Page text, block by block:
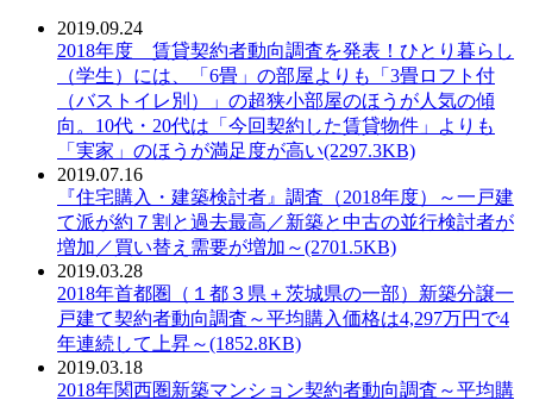
2019.09.24
PDF：
2018年度 賃貸契約者動向調査を発表！ひとり暮らし
（学生）には、「6畳」の部屋よりも「3畳ロフト付
（バストイレ別）」の超狭小部屋のほうが人気の傾
向。10代・20代は「今回契約した賃貸物件」よりも
「実家」のほうが満足度が高い(2297.3KB)
2019.07.16
PDF：
『住宅購入・建築検討者』調査（2018年度）～一戸建
て派が約７割と過去最高／新築と中古の並行検討者が
増加／買い替え需要が増加～(2701.5KB)
2019.03.28
PDF：
2018年首都圏（１都３県＋茨城県の一部）新築分譲一
戸建て契約者動向調査～平均購入価格は4,297万円で4
年連続して上昇～(1852.8KB)
2019.03.18
PDF：
2018年関西圏新築マンション契約者動向調査～平均購